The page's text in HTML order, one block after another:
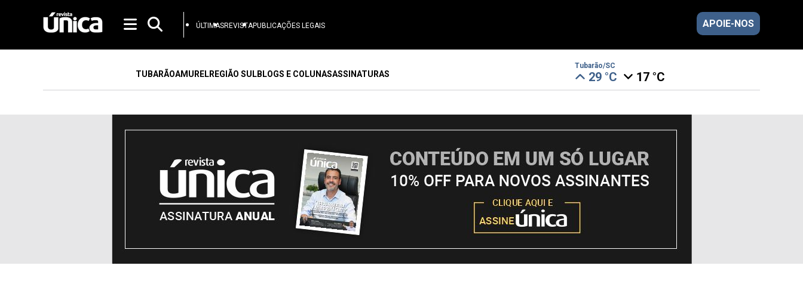
ÚLTIMASREVISTAPUBLICAÇÕES LEGAIS APOIE-NOS
TUBARÃOAMURELREGIÃO SULBLOGS E COLUNASASSINATURAS
Tubarão/SC
29 °C 17 °C